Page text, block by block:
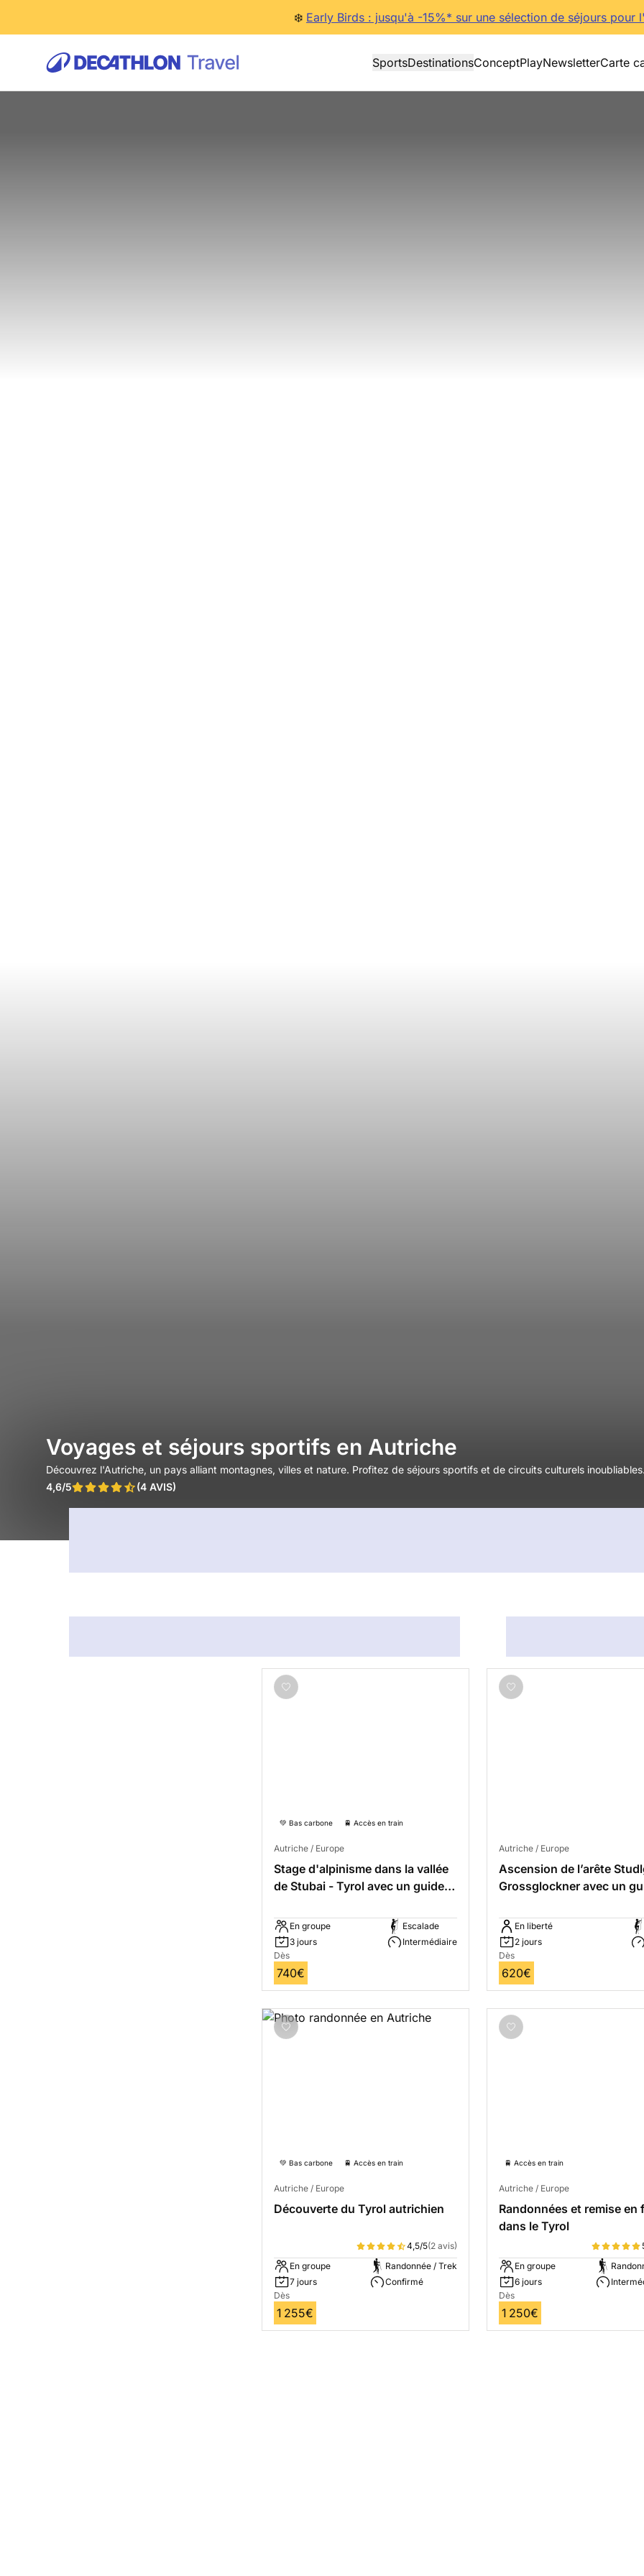
❄️ Early Birds : jusqu'à -15%* sur une sélection de séjours pour
SportsDestinationsConceptPlayNewsletterCarte
Voyages et séjours sportifs en Autriche
Découvrez l'Autriche, un pays alliant montagnes, villes et nature. Profitez de séjours sportifs et de circuits culturels
4,6/5
(4 AVIS)
💚 Bas carbone 🚆 Accès en train
Autriche / Europe
Stage d'alpinisme dans la vallée
de Stubai - Tyrol avec un guide
En groupe
3 jours
Escalade
Intermédiaire
Dès
740€
Autriche / Europe
Ascension de l’arête
Grossglockner avec un
En liberté
2 jours
Dès
620€
💚 Bas carbone 🚆 Accès en train
Autriche / Europe
Découverte du Tyrol autrichien
4,5/5(2 avis)
En groupe
7 jours
Randonnée / Trek
Confirmé
Dès
1 255€
🚆 Accès en train
Autriche / Europe
Randonnées et remise en
dans le Tyrol
En groupe
6 jours
Dès
1 250€